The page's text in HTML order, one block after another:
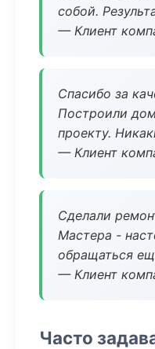
собой.
— Клиент
Спасибо за
Построили
проекту.
— Клиент
Сделали
Мастера -
обращаться
— Клиент
Часто